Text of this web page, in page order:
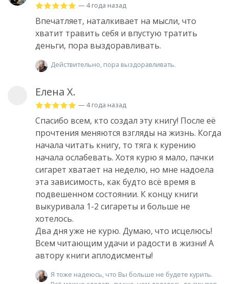
— 4 года назад
Впечатляет, наталкивает на мысли, что
хватит травить себя и впустую тратить
деньги, пора выздоравливать.
Действительно, пора выздоравливать.
Елена Х.
— 4 года назад
Спасибо всем, кто создал эту книгу! После её
прочтения меняются взгляды на жизнь. Когда
начала читать книгу, то тяга к курению
начала ослабевать. Хотя курю я мало, пачки
сигарет хватает на неделю, но мне надоела
эта зависимость, как будто всё время в
подвешенном состоянии. К концу книги
выкуривала 1-2 сигареты и больше не
хотелось.
Два дня уже не курю. Думаю, что исцелюсь!
Всем читающим удачи и радости в жизни! А
автору книги аплодисменты!
Я тоже надеюсь, что Вы больше не будете курить.